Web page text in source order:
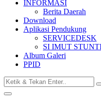
INFORMASI
Berita Daerah
Download
Aplikasi Pendukung
SERVICEDESK
SI IMUT
Album Galeri
PPID